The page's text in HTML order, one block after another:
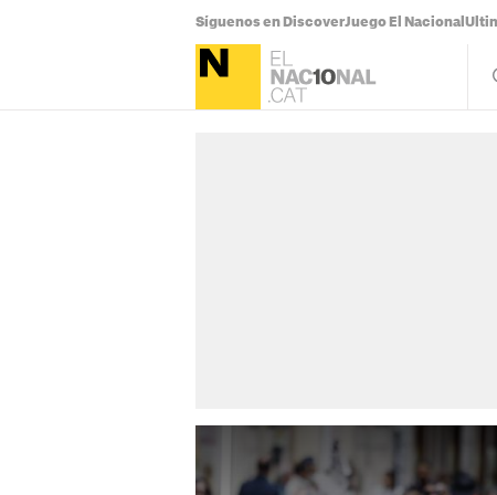
Síguenos en DiscoverJuego El Nacional